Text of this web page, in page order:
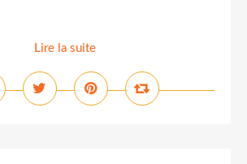
Lire la suite